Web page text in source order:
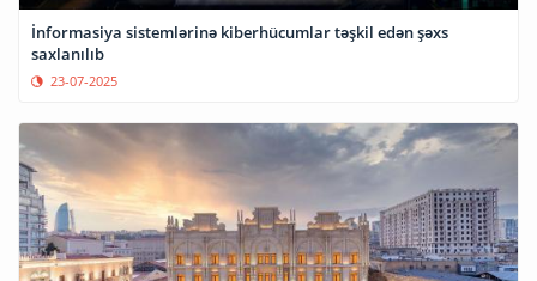
İnformasiya sistemlərinə kiberhücumlar təşkil edən şəxs
saxlanılıb
23-07-2025